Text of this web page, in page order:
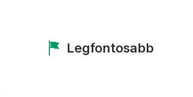
Legfontosabb